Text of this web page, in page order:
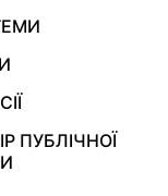
ПУБЛІЧНОЇ